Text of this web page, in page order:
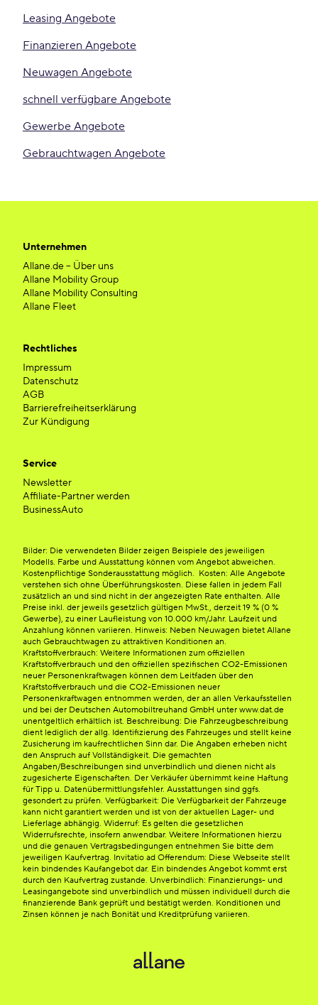
Leasing Angebote
Finanzieren Angebote
Neuwagen Angebote
schnell verfügbare Angebote
Gewerbe Angebote
Gebrauchtwagen Angebote
Unternehmen
Allane.de – Über uns
Allane Mobility Group
Allane Mobility Consulting
Allane Fleet
Rechtliches
Impressum
Datenschutz
AGB
Barrierefreiheitserklärung
Zur Kündigung
Service
Newsletter
Affiliate-Partner werden
BusinessAuto
Bilder: Die verwendeten Bilder zeigen Beispiele des jeweiligen
Modells. Farbe und Ausstattung können vom Angebot abweichen.
Kostenpflichtige Sonderausstattung möglich. Kosten: Alle Angebote
verstehen sich ohne Überführungskosten. Diese fallen in jedem Fall
zusätzlich an und sind nicht in der angezeigten Rate enthalten. Alle
Preise inkl. der jeweils gesetzlich gültigen MwSt., derzeit 19 % (0 %
Gewerbe), zu einer Laufleistung von 10.000 km/Jahr. Laufzeit und
Anzahlung können variieren. Hinweis: Neben Neuwagen bietet Allane
auch Gebrauchtwagen zu attraktiven Konditionen an.
Kraftstoffverbrauch: Weitere Informationen zum offiziellen
Kraftstoffverbrauch und den offiziellen spezifischen CO2-Emissionen
neuer Personenkraftwagen können dem Leitfaden über den
Kraftstoffverbrauch und die CO2-Emissionen neuer
Personenkraftwagen entnommen werden, der an allen Verkaufsstellen
und bei der Deutschen Automobiltreuhand GmbH unter www.dat.de
unentgeltlich erhältlich ist. Beschreibung: Die Fahrzeugbeschreibung
dient lediglich der allg. Identifizierung des Fahrzeuges und stellt keine
Zusicherung im kaufrechtlichen Sinn dar. Die Angaben erheben nicht
den Anspruch auf Vollständigkeit. Die gemachten
Angaben/Beschreibungen sind unverbindlich und dienen nicht als
zugesicherte Eigenschaften. Der Verkäufer übernimmt keine Haftung
für Tipp u. Datenübermittlungsfehler. Ausstattungen sind ggfs.
gesondert zu prüfen. Verfügbarkeit: Die Verfügbarkeit der Fahrzeuge
kann nicht garantiert werden und ist von der aktuellen Lager- und
Lieferlage abhängig. Widerruf: Es gelten die gesetzlichen
Widerrufsrechte, insofern anwendbar. Weitere Informationen hierzu
und die genauen Vertragsbedingungen entnehmen Sie bitte dem
jeweiligen Kaufvertrag. Invitatio ad Offerendum: Diese Webseite stellt
kein bindendes Kaufangebot dar. Ein bindendes Angebot kommt erst
durch den Kaufvertrag zustande. Unverbindlich: Finanzierungs- und
Leasingangebote sind unverbindlich und müssen individuell durch die
finanzierende Bank geprüft und bestätigt werden. Konditionen und
Zinsen können je nach Bonität und Kreditprüfung variieren.